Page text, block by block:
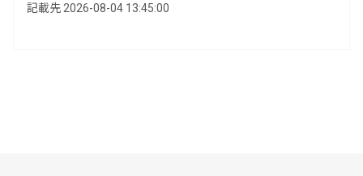
記載先 2026-08-04 13:45:00